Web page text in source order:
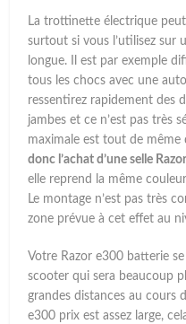
La trottinette électrique
surtout si vous l’utilisez sur
longue. Il est par exemple
tous les chocs avec une
ressentirez rapidement des
jambes et ce n’est pas très
maximale est tout de
donc l’achat d’une selle
elle reprend la même
Le montage n’est pas très
zone prévue à cet effet au
Votre Razor e300 batterie
scooter qui sera beaucoup
grandes distances au cours
e300 prix est assez large,